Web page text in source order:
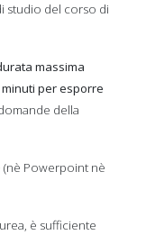
studio del corso di
massima
minuti per esporre
della
(nè Powerpoint nè
è sufficiente